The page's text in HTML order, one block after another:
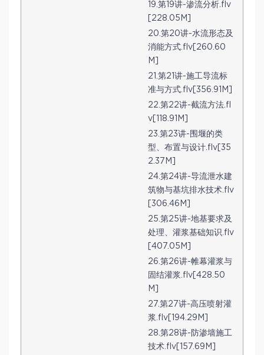
19.第19讲-渗流分析.flv
[228.05M]
20.第20讲-水流形态及
消能方式.flv[260.60
M]
21.第21讲-施工导流标
准与方式.flv[356.91M]
22.第22讲-截流方法.fl
v[118.91M]
23.第23讲-围堰的类
型、布置与设计.flv[35
2.37M]
24.第24讲-导流泄水建
筑物与基坑排水技术.flv
[306.46M]
25.第25讲-地基要求及
处理、灌浆基础知识.flv
[407.05M]
26.第26讲-帷幕灌浆与
固结灌浆.flv[428.50
M]
27.第27讲-高压喷射灌
浆.flv[194.29M]
28.第28讲-防渗墙施工
技术.flv[157.69M]